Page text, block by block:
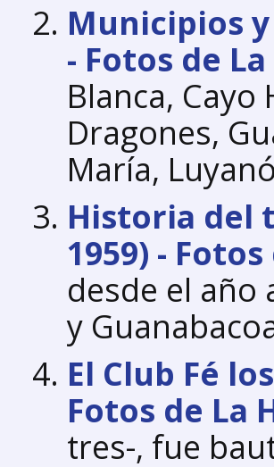
Municipios y
- Fotos de
Blanca, Cayo
Dragones,
María,
Historia del
1959) -
desde el año
y
El Club Fé
Fotos de La
tres-, fue